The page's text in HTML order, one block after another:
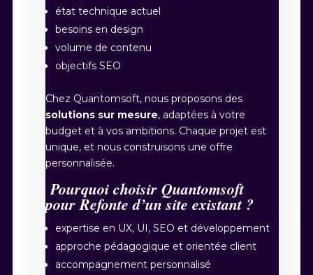
état technique actuel
besoins en design
volume de contenu
objectifs SEO
Chez Quantomsoft, nous proposons des
solutions sur mesure, adaptées à votre
budget et à vos ambitions. Chaque projet est
unique, et nous construisons une offre
personnalisée.
Pourquoi choisir Quantomsoft
pour Refonte d’un site existant ?
expertise en UX, UI, SEO et développement
approche pédagogique et orientée client
accompagnement personnalisé